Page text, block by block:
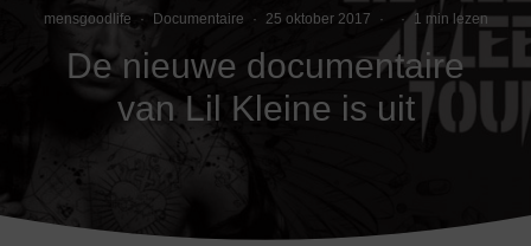
mensgoodlife · Documentaire · 25 oktober 2017 · · 1 min lezen
De nieuwe documentaire
van Lil Kleine is uit